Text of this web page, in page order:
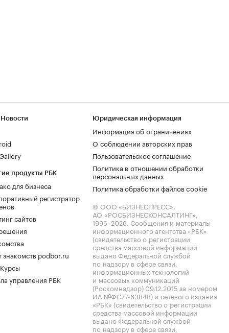
продукты РБК
для бизнеса
регистратор
сайтов
знакомств podbor.ru
управления РБК
Юридическая информация
Информация об ограничениях
О соблюдении авторских прав
Пользовательское соглашение
Политика в отношении обработки
персональных данных
Политика обработки файлов cookie
© ООО «БИЗНЕСПРЕСС»,
АО «РОСБИЗНЕСКОНСАЛТИНГ»,
1995–2026. Сообщения и материалы
информационного агентства «РБК»
(свидетельство о регистрации
средства массовой информации
выдано Федеральной службой
по надзору в сфере связи,
информационных технологий
и массовых коммуникаций
(Роскомнадзор) 09.12.2015 за номером
ИА №ФС77-63848) и сетевого издания
«РБК» (свидетельство о регистрации
средства массовой информации
выдано Федеральной службой
по надзору в сфере связи,